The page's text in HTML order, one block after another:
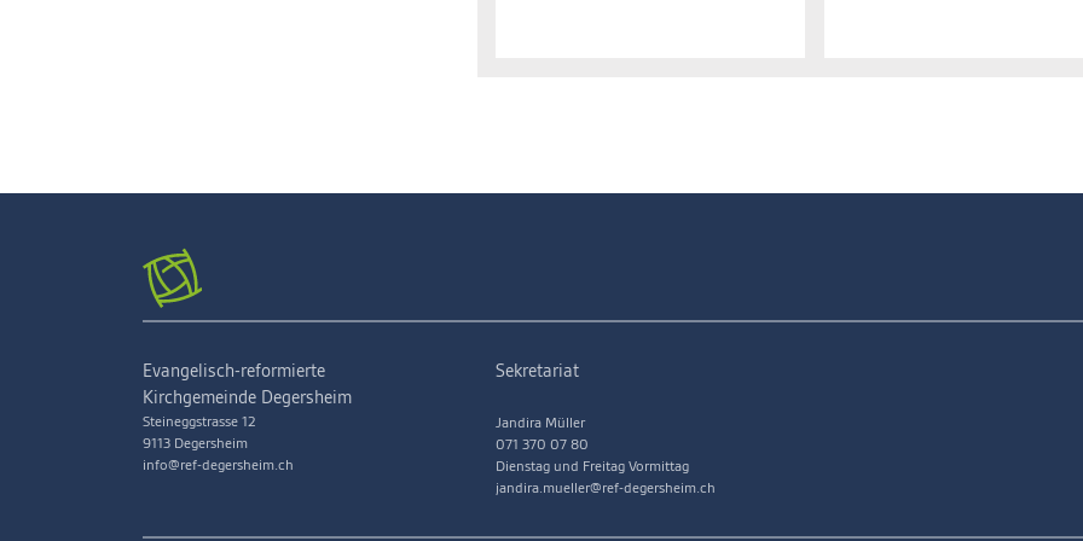
Evangelisch-reformierte
Kirchgemeinde Degersheim
Steineggstrasse 12
9113 Degersheim
info@ref-degersheim.ch
Sekretariat
Jandira Müller
071 370 07 80
Dienstag und Freitag Vormittag
jandira.mueller@ref-degersheim.ch